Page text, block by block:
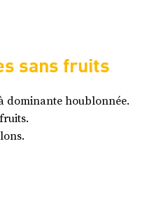
sans fruits
dominante houblonnée.